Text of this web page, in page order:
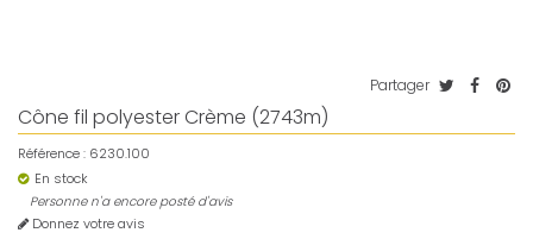
Partager
Cône fil polyester Crème (2743m)
Référence : 6230.100
En stock
Personne n'a encore posté d'avis
Donnez votre avis